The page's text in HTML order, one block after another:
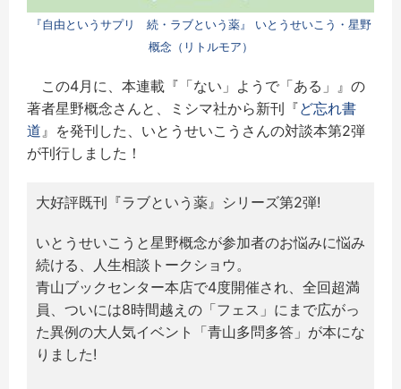
『自由というサプリ 続・ラブという薬』 いとうせいこう・星野
概念（リトルモア）
この4月に、本連載『「ない」ようで「ある」』の
著者星野概念さんと、ミシマ社から新刊『ど忘れ書
道』を発刊した、いとうせいこうさんの対談本第2弾
が刊行しました！
大好評既刊『ラブという薬』シリーズ第2弾!
いとうせいこうと星野概念が参加者のお悩みに悩み
続ける、人生相談トークショウ。
青山ブックセンター本店で4度開催され、全回超満
員、ついには8時間越えの「フェス」にまで広がっ
た異例の大人気イベント「青山多問多答」が本にな
りました!